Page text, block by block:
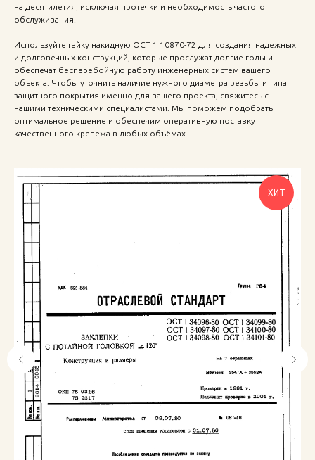
на десятилетия, исключая протечки и необходимость частого
обслуживания.
Используйте гайку накидную ОСТ 1 10870-72 для создания надежных
и долговечных конструкций, которые прослужат долгие годы и
обеспечат бесперебойную работу инженерных систем вашего
объекта. Чтобы уточнить наличие нужного диаметра резьбы и типа
защитного покрытия именно для вашего проекта, свяжитесь с
нашими техническими специалистами. Мы поможем подобрать
оптимальное решение и обеспечим оперативную поставку
качественного крепежа в любых объёмах.
ХИТ